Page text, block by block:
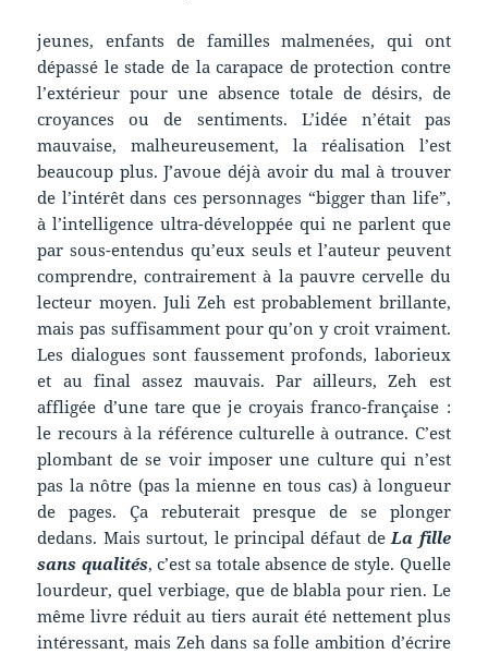
jeunes, enfants de familles malmenées, qui ont
dépassé le stade de la carapace de protection contre
l’extérieur pour une absence totale de désirs, de
croyances ou de sentiments. L’idée n’était pas
mauvaise, malheureusement, la réalisation l’est
beaucoup plus. J’avoue déjà avoir du mal à trouver
de l’intérêt dans ces personnages “bigger than life”,
à l’intelligence ultra-développée qui ne parlent que
par sous-entendus qu’eux seuls et l’auteur peuvent
comprendre, contrairement à la pauvre cervelle du
lecteur moyen. Juli Zeh est probablement brillante,
mais pas suffisamment pour qu’on y croit vraiment.
Les dialogues sont faussement profonds, laborieux
et au final assez mauvais. Par ailleurs, Zeh est
affligée d’une tare que je croyais franco-française :
le recours à la référence culturelle à outrance. C’est
plombant de se voir imposer une culture qui n’est
pas la nôtre (pas la mienne en tous cas) à longueur
de pages. Ça rebuterait presque de se plonger
dedans. Mais surtout, le principal défaut de La fille
sans qualités, c’est sa totale absence de style. Quelle
lourdeur, quel verbiage, que de blabla pour rien. Le
même livre réduit au tiers aurait été nettement plus
intéressant, mais Zeh dans sa folle ambition d’écrire